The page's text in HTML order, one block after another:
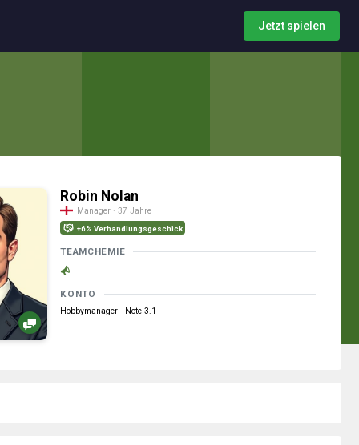
Jetzt spielen
Robin Nolan
Manager · 37 Jahre
+6% Verhandlungsgeschick
TEAMCHEMIE
KONTO
Hobbymanager · Note 3.1